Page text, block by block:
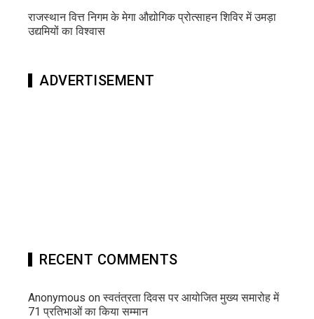
राजस्थान वित्त निगम के मेगा औद्योगिक प्रोत्साहन शिविर में उमड़ा
उद्यमियों का विश्वास
ADVERTISEMENT
RECENT COMMENTS
Anonymous onस्वतंत्रता दिवस पर आयोजित मुख्य समारोह में
71 प्रतिभाओं का किया सम्मान